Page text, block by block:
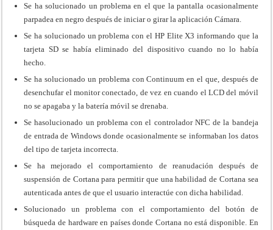
Se ha solucionado un problema en el que la pantalla ocasionalmente
parpadea en negro después de iniciar o girar la aplicación Cámara.
Se ha solucionado un problema con el HP Elite X3 informando que la
tarjeta SD se había eliminado del dispositivo cuando no lo había
hecho.
Se ha solucionado un problema con Continuum en el que, después de
desenchufar el monitor conectado, de vez en cuando el LCD del móvil
no se apagaba y la batería móvil se drenaba.
Se hasolucionado un problema con el controlador NFC de la bandeja
de entrada de Windows donde ocasionalmente se informaban los datos
del tipo de tarjeta incorrecta.
Se ha mejorado el comportamiento de reanudación después de
suspensión de Cortana para permitir que una habilidad de Cortana sea
autenticada antes de que el usuario interactúe con dicha habilidad.
Solucionado un problema con el comportamiento del botón de
búsqueda de hardware en países donde Cortana no está disponible. En